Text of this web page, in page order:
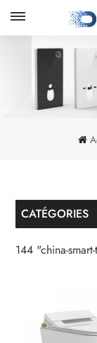
CATÉGORIES
144 "china-